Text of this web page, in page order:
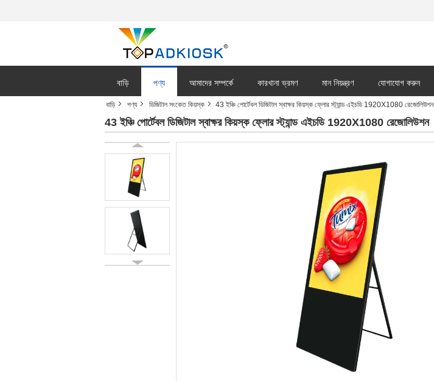
বাড়ি পণ্য আমাদের সম্পর্কে কারখানা ভ্রমণ মান নিয়ন্ত্রণ যোগাযোগ করুন
বাড়ি পণ্য ডিজিটাল সংকেত কিয়স্ক 43 ইঞ্চি পোর্টেবল ডিজিটাল স্বাক্ষর কিয়স্ক ফ্লোর স্ট্যান্ড এইচডি 1920X1080 রেজোলিউশন
43 ইঞ্চি পোর্টেবল ডিজিটাল স্বাক্ষর কিয়স্ক ফ্লোর স্ট্যান্ড এইচডি 1920X1080 রেজোলিউশন